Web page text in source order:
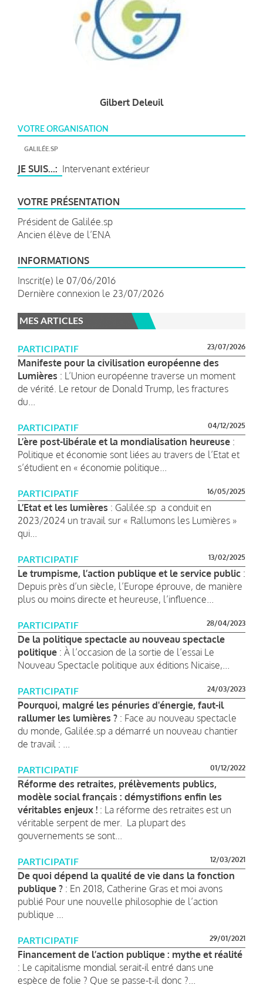
Gilbert Deleuil
VOTRE ORGANISATION
GALILÉE.SP
JE SUIS... Intervenant extérieur
VOTRE PRÉSENTATION
Président de Galilée.sp
Ancien élève de l’ENA
INFORMATIONS
Inscrit(e) le 07/06/2016
Dernière connexion le 23/07/2026
MES ARTICLES
PARTICIPATIF 23/07/2026
Manifeste pour la civilisation européenne des
Lumières : L’Union européenne traverse un moment
de vérité. Le retour de Donald Trump, les fractures
du...
PARTICIPATIF 04/12/2025
L’ère post-libérale et la mondialisation heureuse :
Politique et économie sont liées au travers de l’Etat et
s’étudient en « économie politique...
PARTICIPATIF 16/05/2025
L’Etat et les lumières : Galilée.sp a conduit en
2023/2024 un travail sur « Rallumons les Lumières »
qui...
PARTICIPATIF 13/02/2025
Le trumpisme, l’action publique et le service public :
Depuis près d’un siècle, l’Europe éprouve, de manière
plus ou moins directe et heureuse, l’influence...
PARTICIPATIF 28/04/2023
De la politique spectacle au nouveau spectacle
politique : À l’occasion de la sortie de l’essai Le
Nouveau Spectacle politique aux éditions Nicaise,...
PARTICIPATIF 24/03/2023
Pourquoi, malgré les pénuries d'énergie, faut-il
rallumer les lumières ? : Face au nouveau spectacle
du monde, Galilée.sp a démarré un nouveau chantier
de travail : ...
PARTICIPATIF 01/12/2022
Réforme des retraites, prélèvements publics,
modèle social français : démystifions enfin les
véritables enjeux ! : La réforme des retraites est un
véritable serpent de mer. La plupart des
gouvernements se sont...
PARTICIPATIF 12/03/2021
De quoi dépend la qualité de vie dans la fonction
publique ? : En 2018, Catherine Gras et moi avons
publié Pour une nouvelle philosophie de l’action
publique ...
PARTICIPATIF 29/01/2021
Financement de l’action publique : mythe et réalité
: Le capitalisme mondial serait-il entré dans une
espèce de folie ? Que se passe-t-il donc ?...